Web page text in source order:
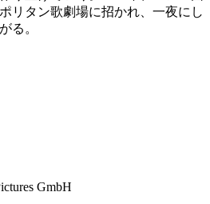
リタン歌劇場に招かれ、一夜にし
る。
GmbH